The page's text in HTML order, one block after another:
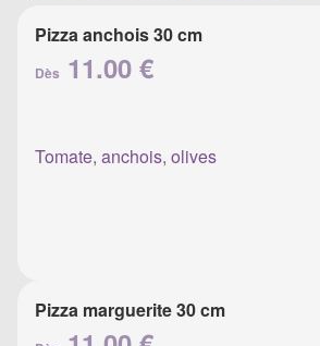
Pizza anchois 30 cm
Dès 11.00 €
Tomate, anchois, olives
Pizza marguerite 30 cm